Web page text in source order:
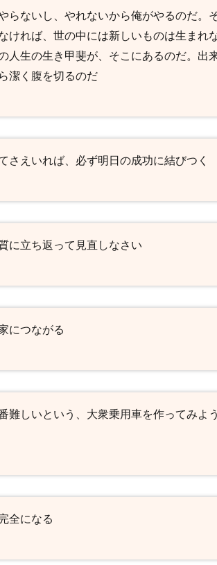
らないし、やれないから俺がやるのだ。
ければ、世の中には新しいものは生まれ
人生の生き甲斐が、そこにあるのだ。出
潔く腹を切るのだ
さえいれば、必ず明日の成功に結びつく
に立ち返って見直しなさい
につながる
難しいという、大衆乗用車を作ってみよ
全になる